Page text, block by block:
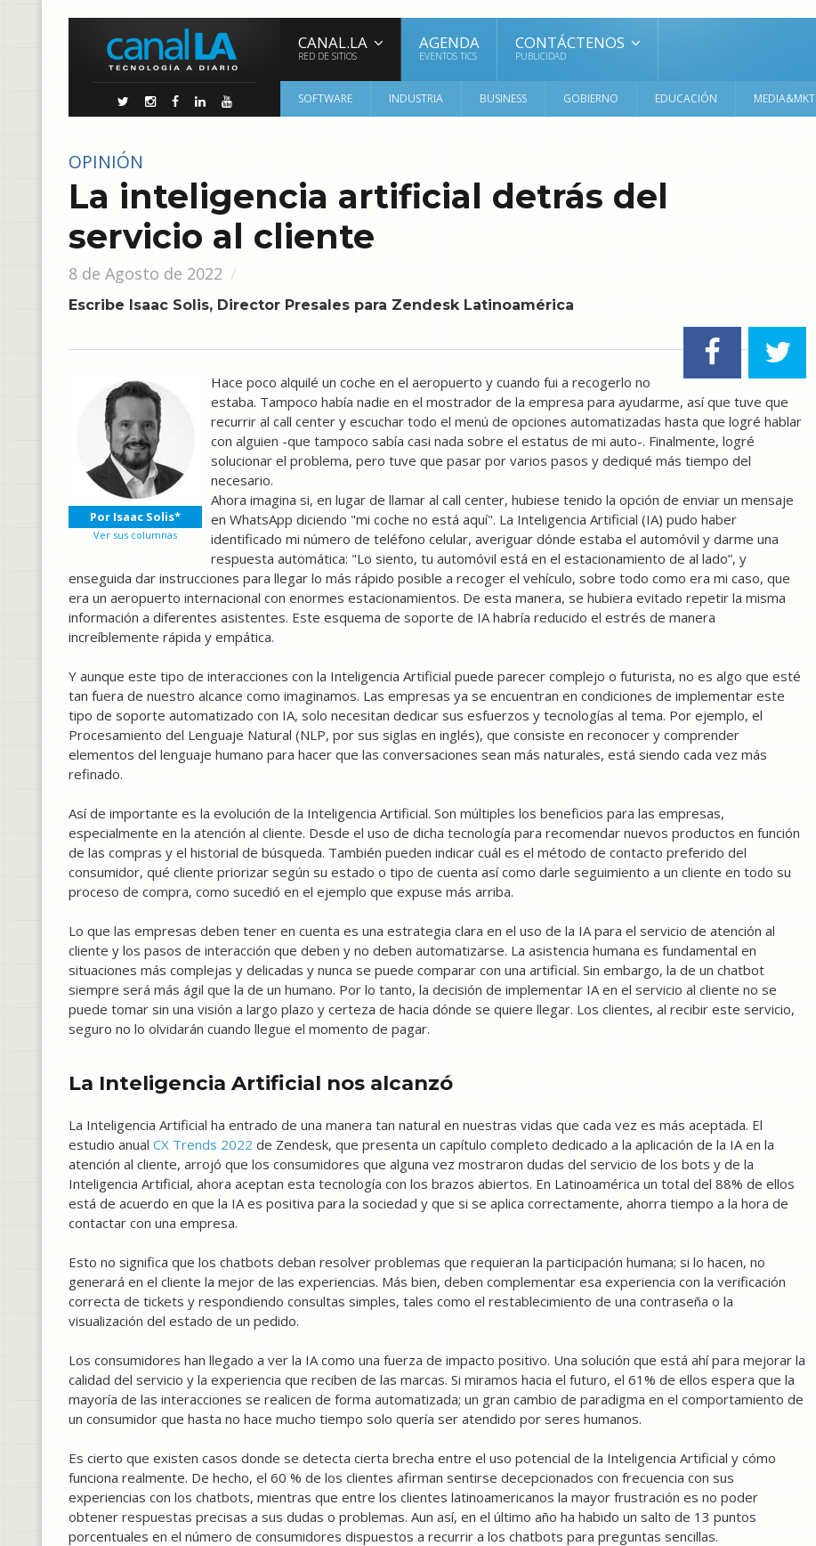
CANAL.LA
RED DE SITIOS
AGENDA
EVENTOS TICS
CONTÁCTENOS
PUBLICIDAD
SOFTWARE INDUSTRIA BUSINESS GOBIERNO EDUCACIÓN MEDIA&MKT
OPINIÓN
La inteligencia artificial detrás del
servicio al cliente
8 de Agosto de 2022
Escribe Isaac Solis, Director Presales para Zendesk Latinoamérica
Por Isaac Solis*
Ver sus columnas
Hace poco alquilé un coche en el aeropuerto y cuando fui a recogerlo no
estaba. Tampoco había nadie en el mostrador de la empresa para ayudarme, así que tuve que
recurrir al call center y escuchar todo el menú de opciones automatizadas hasta que logré hablar
con alguien -que tampoco sabía casi nada sobre el estatus de mi auto-. Finalmente, logré
solucionar el problema, pero tuve que pasar por varios pasos y dediqué más tiempo del
necesario.
Ahora imagina si, en lugar de llamar al call center, hubiese tenido la opción de enviar un mensaje
en WhatsApp diciendo "mi coche no está aquí". La Inteligencia Artificial (IA) pudo haber
identificado mi número de teléfono celular, averiguar dónde estaba el automóvil y darme una
respuesta automática: "Lo siento, tu automóvil está en el estacionamiento de al lado”, y
enseguida dar instrucciones para llegar lo más rápido posible a recoger el vehículo, sobre todo como era mi caso, que
era un aeropuerto internacional con enormes estacionamientos. De esta manera, se hubiera evitado repetir la misma
información a diferentes asistentes. Este esquema de soporte de IA habría reducido el estrés de manera
increíblemente rápida y empática.
Y aunque este tipo de interacciones con la Inteligencia Artificial puede parecer complejo o futurista, no es algo que esté
tan fuera de nuestro alcance como imaginamos. Las empresas ya se encuentran en condiciones de implementar este
tipo de soporte automatizado con IA, solo necesitan dedicar sus esfuerzos y tecnologías al tema. Por ejemplo, el
Procesamiento del Lenguaje Natural (NLP, por sus siglas en inglés), que consiste en reconocer y comprender
elementos del lenguaje humano para hacer que las conversaciones sean más naturales, está siendo cada vez más
refinado.
Así de importante es la evolución de la Inteligencia Artificial. Son múltiples los beneficios para las empresas,
especialmente en la atención al cliente. Desde el uso de dicha tecnología para recomendar nuevos productos en función
de las compras y el historial de búsqueda. También pueden indicar cuál es el método de contacto preferido del
consumidor, qué cliente priorizar según su estado o tipo de cuenta así como darle seguimiento a un cliente en todo su
proceso de compra, como sucedió en el ejemplo que expuse más arriba.
Lo que las empresas deben tener en cuenta es una estrategia clara en el uso de la IA para el servicio de atención al
cliente y los pasos de interacción que deben y no deben automatizarse. La asistencia humana es fundamental en
situaciones más complejas y delicadas y nunca se puede comparar con una artificial. Sin embargo, la de un chatbot
siempre será más ágil que la de un humano. Por lo tanto, la decisión de implementar IA en el servicio al cliente no se
puede tomar sin una visión a largo plazo y certeza de hacia dónde se quiere llegar. Los clientes, al recibir este servicio,
seguro no lo olvidarán cuando llegue el momento de pagar.
La Inteligencia Artificial nos alcanzó
La Inteligencia Artificial ha entrado de una manera tan natural en nuestras vidas que cada vez es más aceptada. El
estudio anual CX Trends 2022 de Zendesk, que presenta un capítulo completo dedicado a la aplicación de la IA en la
atención al cliente, arrojó que los consumidores que alguna vez mostraron dudas del servicio de los bots y de la
Inteligencia Artificial, ahora aceptan esta tecnología con los brazos abiertos. En Latinoamérica un total del 88% de ellos
está de acuerdo en que la IA es positiva para la sociedad y que si se aplica correctamente, ahorra tiempo a la hora de
contactar con una empresa.
Esto no significa que los chatbots deban resolver problemas que requieran la participación humana; si lo hacen, no
generará en el cliente la mejor de las experiencias. Más bien, deben complementar esa experiencia con la verificación
correcta de tickets y respondiendo consultas simples, tales como el restablecimiento de una contraseña o la
visualización del estado de un pedido.
Los consumidores han llegado a ver la IA como una fuerza de impacto positivo. Una solución que está ahí para mejorar la
calidad del servicio y la experiencia que reciben de las marcas. Si miramos hacia el futuro, el 61% de ellos espera que la
mayoría de las interacciones se realicen de forma automatizada; un gran cambio de paradigma en el comportamiento de
un consumidor que hasta no hace mucho tiempo solo quería ser atendido por seres humanos.
Es cierto que existen casos donde se detecta cierta brecha entre el uso potencial de la Inteligencia Artificial y cómo
funciona realmente. De hecho, el 60 % de los clientes afirman sentirse decepcionados con frecuencia con sus
experiencias con los chatbots, mientras que entre los clientes latinoamericanos la mayor frustración es no poder
obtener respuestas precisas a sus dudas o problemas. Aun así, en el último año ha habido un salto de 13 puntos
porcentuales en el número de consumidores dispuestos a recurrir a los chatbots para preguntas sencillas.